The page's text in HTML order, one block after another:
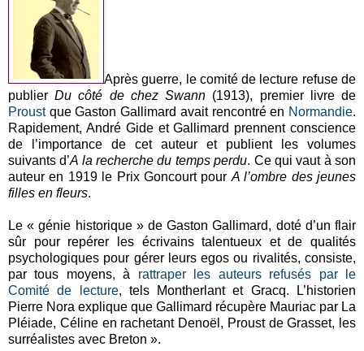
Après guerre, le comité de lecture refuse de
publierDu côté de chez Swann (1913), premier livre de
Proustque Gaston Gallimard avait rencontré en Normandie.
Rapidement, André Gide et Gallimard prennent conscience
de l’importance de cet auteur et publient les volumes
suivants d’A la recherche du temps perdu. Ce qui vaut à son
auteur en 1919 le Prix Goncourt pour A l’ombre des jeunes
filles en fleurs.
Le « génie historique » de Gaston Gallimard, doté d’un flair
sûr pour repérer les écrivains talentueux et de qualités
psychologiques pour gérer leurs egos ou rivalités, consiste,
par tous moyens, à rattraper les auteurs refusés par le
Comité de lecture, tels Montherlant et Gracq. L’historien
Pierre Nora explique que Gallimard récupère Mauriac par La
Pléiade, Céline en rachetant Denoël, Proust de Grasset, les
surréalistes avec Breton ».